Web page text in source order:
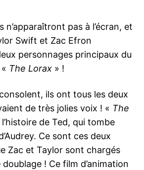
n’apparaîtront pas à l’écran, et
Swift et Zac Efron
personnages principaux du
The Lorax » !
ils ont tous les deux
de très jolies voix ! « The
de Ted, qui tombe
Ce sont ces deux
Zac et Taylor sont chargés
doublage ! Ce film d’animation